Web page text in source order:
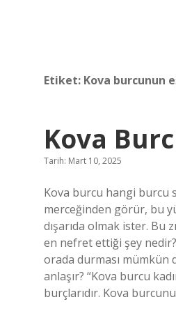
Etiket: Kova burcunun
Kova
Tarih: Mart 10, 2025
Kova burcu hangi burcu
merceğinden görür, bu
dışarıda olmak ister. Bu
en nefret ettiği şey
orada durması mümkün
anlaşır? “Kova burcu
burçlarıdır. Kova